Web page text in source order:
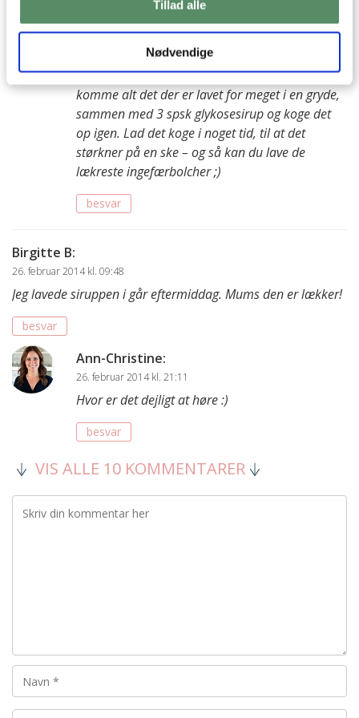
Tillad alle
Nødvendige
at det gryner i sukkerkrystaller, men så skal det
blot koges op.
meeeen, hvis nu du er til det, så kan du evt
komme alt det der er lavet for meget i en gryde,
sammen med 3 spsk glykosesirup og koge det
op igen. Lad det koge i noget tid, til at det
størkner på en ske – og så kan du lave de
lækreste ingefærbolcher ;)
besvar
Birgitte B:
26. februar 2014 kl. 09:48
Jeg lavede siruppen i går eftermiddag. Mums den er lækker!
besvar
Ann-Christine:
26. februar 2014 kl. 21:11
Hvor er det dejligt at høre :)
besvar
VIS ALLE 10 KOMMENTARER